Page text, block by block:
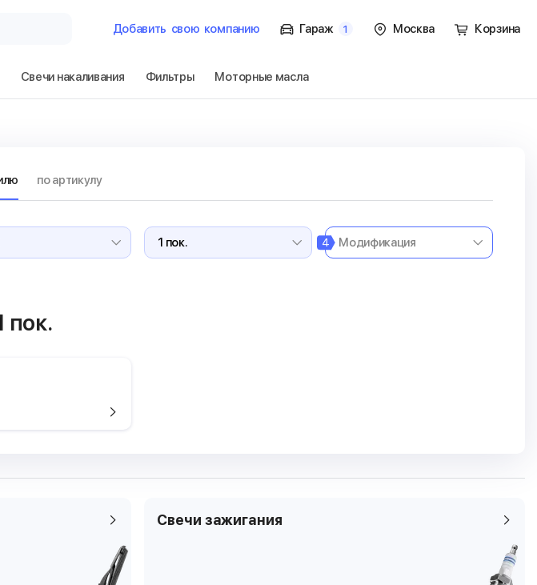
Добавить свою компанию Гараж 1
Гараж
Москва Корзина
Свечи накаливания Фильтры Моторные масла
по артикулу
4
пок.
Технические характеристики
Годы выпуска
2011.11 -
Мощность
Рабочий объем
Свечи зажигания